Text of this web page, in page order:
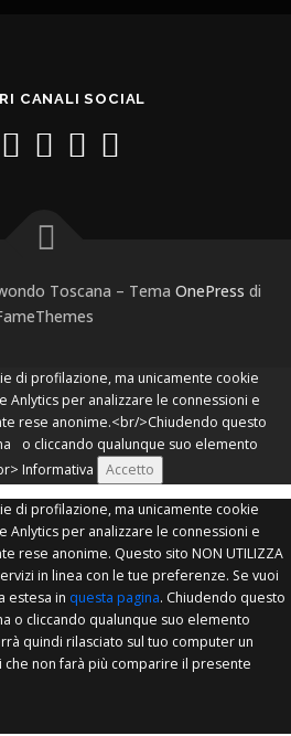
CANALI SOCIAL
Toscana – Tema OnePress di
di profilazione, ma unicamente cookie
Anlytics per analizzare le connessioni e
rese anonime.<br/>Chiudendo questo
o cliccando qualunque suo elemento
Informativa Accetto
di profilazione, ma unicamente cookie
Anlytics per analizzare le connessioni e
rese anonime. Questo sito NON UTILIZZA
in linea con le tue preferenze. Se vuoi
estesa in questa pagina. Chiudendo questo
o cliccando qualunque suo elemento
quindi rilasciato sul tuo computer un
non farà più comparire il presente